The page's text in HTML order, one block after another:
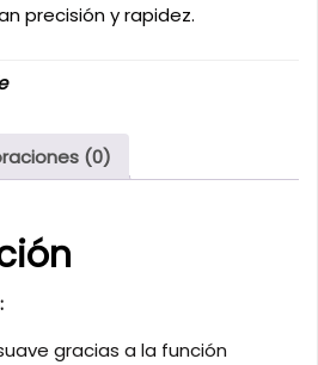
precisión y rapidez.
(0)
gracias a la función